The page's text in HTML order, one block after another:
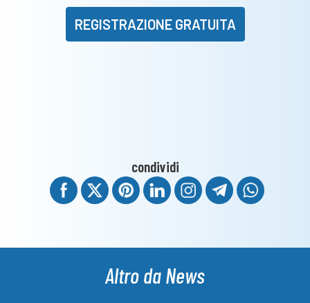
REGISTRAZIONE GRATUITA
condividi
Altro da News